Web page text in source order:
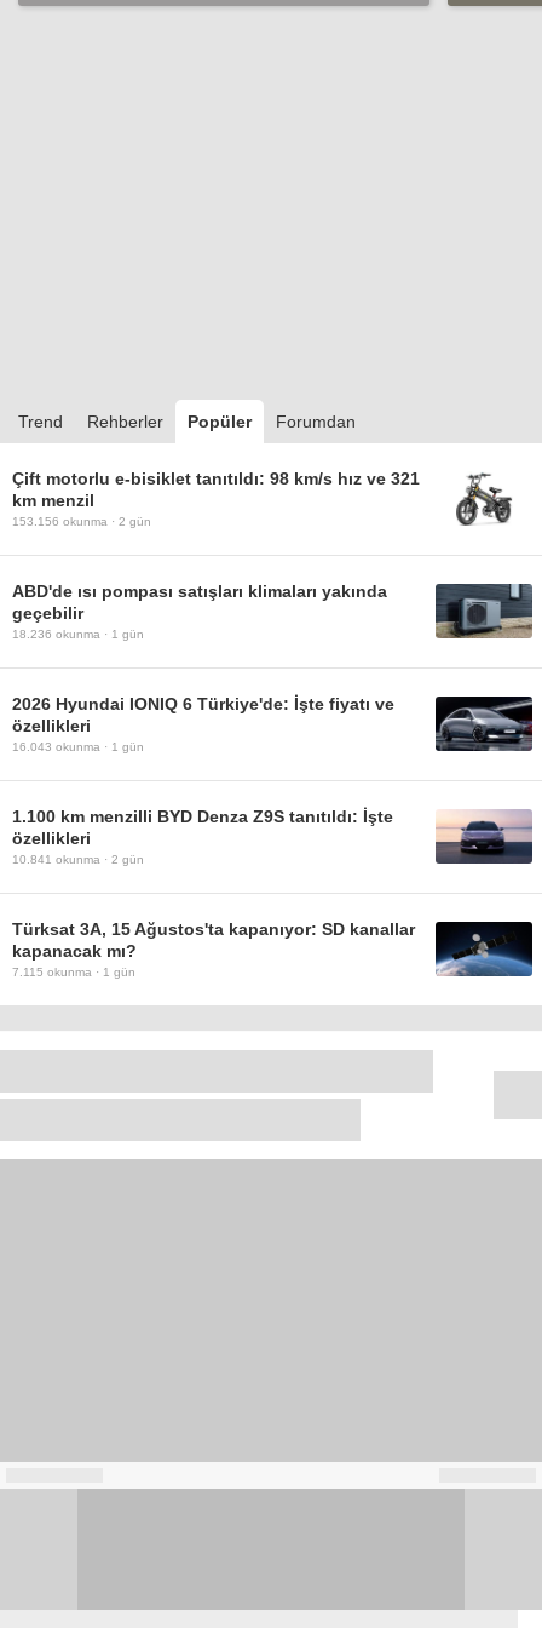
Trend Rehberler Popüler Forumdan
Çift motorlu e-bisiklet tanıtıldı: 98 km/s hız ve 321
km menzil
153.156 okunma · 2 gün
ABD'de ısı pompası satışları klimaları yakında
geçebilir
18.236 okunma · 1 gün
2026 Hyundai IONIQ 6 Türkiye'de: İşte fiyatı ve
özellikleri
16.043 okunma · 1 gün
1.100 km menzilli BYD Denza Z9S tanıtıldı: İşte
özellikleri
10.841 okunma · 2 gün
Türksat 3A, 15 Ağustos'ta kapanıyor: SD kanallar
kapanacak mı?
7.115 okunma · 1 gün